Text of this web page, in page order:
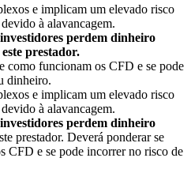
e implicam um elevado risco
à alavancagem.
perdem dinheiro
prestador.
como funcionam os CFD e se pode
dinheiro.
e implicam um elevado risco
à alavancagem.
perdem dinheiro
prestador. Deverá ponderar se
CFD e se pode incorrer no risco de